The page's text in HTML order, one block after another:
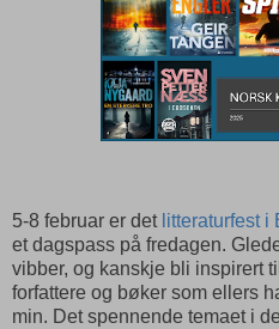
5-8 februar er det litteraturfest i
et dagspass på fredagen.
vibber, og kanskje bli inspirert
forfattere og bøker som ellers
min. Det spennende temaet i